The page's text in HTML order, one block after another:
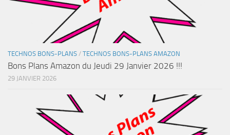
TECHNOS BONS-PLANS / TECHNOS BONS-PLANS AMAZON
Bons Plans Amazon du Jeudi 29 Janvier 2026 !!!
29 JANVIER 2026